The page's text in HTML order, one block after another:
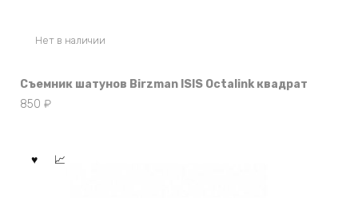
Нет в наличии
Съемник шатунов Birzman ISIS Octalink квадрат
850 ₽